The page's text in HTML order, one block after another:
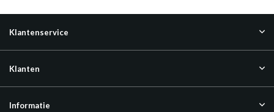
Klantenservice
Klanten
Informatie